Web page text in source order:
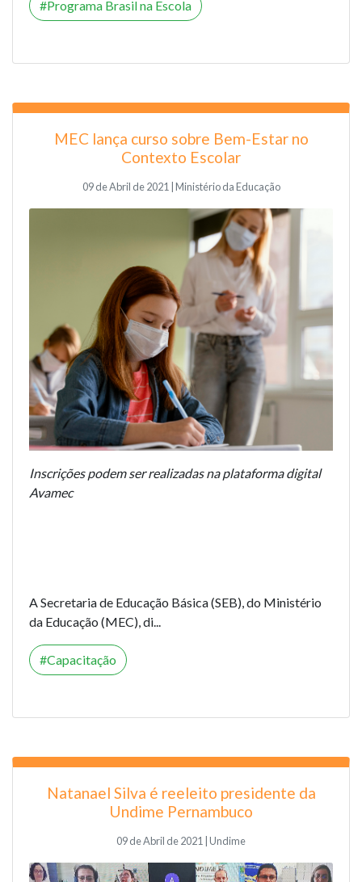
Programa Brasil na Escola
MEC lança curso sobre Bem-Estar no
Contexto Escolar
09 de Abril de 2021 | Ministério da Educação
Inscrições podem ser realizadas na plataforma digital
Avamec
A Secretaria de Educação Básica (SEB), do Ministério
da Educação (MEC), di...
Capacitação
Natanael Silva é reeleito presidente da
Undime Pernambuco
09 de Abril de 2021 | Undime